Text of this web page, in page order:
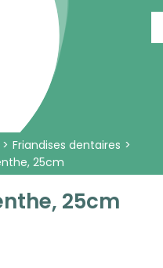
Friandises dentaires
25cm
25cm